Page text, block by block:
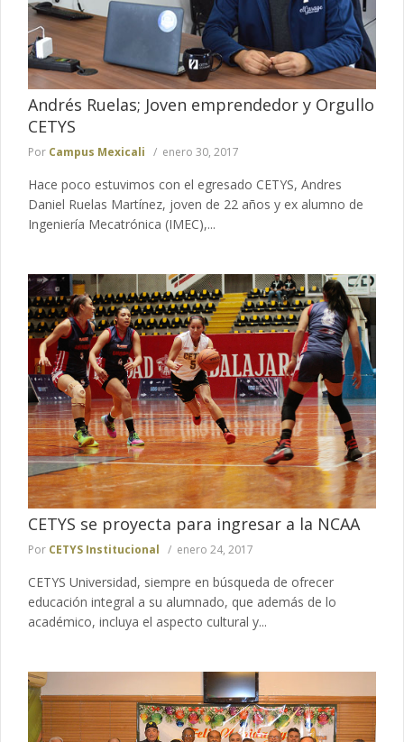
Andrés Ruelas; Joven emprendedor y Orgullo
CETYS
Por Campus Mexicali enero 30, 2017
Hace poco estuvimos con el egresado CETYS, Andres
Daniel Ruelas Martínez, joven de 22 años y ex alumno de
Ingeniería Mecatrónica (IMEC),...
CETYS se proyecta para ingresar a la NCAA
Por CETYS Institucional enero 24, 2017
CETYS Universidad, siempre en búsqueda de ofrecer
educación integral a su alumnado, que además de lo
académico, incluya el aspecto cultural y...